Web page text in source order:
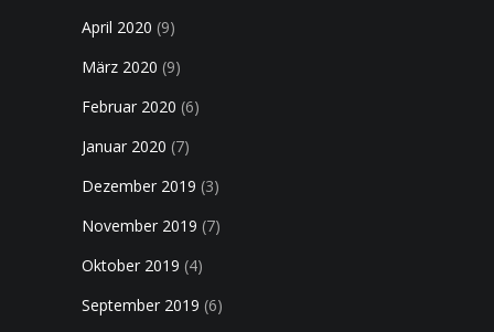
April 2020 (9)
März 2020 (9)
Februar 2020 (6)
Januar 2020 (7)
Dezember 2019 (3)
November 2019 (7)
Oktober 2019 (4)
September 2019 (6)